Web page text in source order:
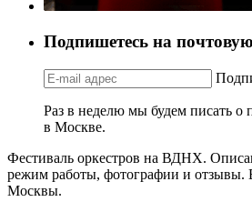
Подпишетесь на
Раз в неделю мы будем писать о
в Москве.
Фестиваль оркестров на ВДНХ.
режим работы, фотографии и отзывы.
Москвы.